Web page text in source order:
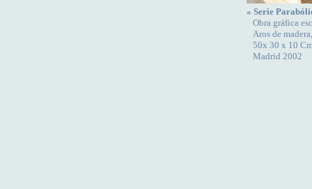
« Serie
Obra gráfica
Aros de
50x 30 x 10
Madrid 2002